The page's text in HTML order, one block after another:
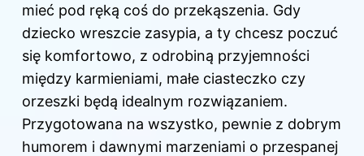
mieć pod ręką coś do przekąszenia. Gdy
dziecko wreszcie zasypia, a ty chcesz poczuć
się komfortowo, z odrobiną przyjemności
między karmieniami, małe ciasteczko czy
orzeszki będą idealnym rozwiązaniem.
Przygotowana na wszystko, pewnie z dobrym
humorem i dawnymi marzeniami o przespanej